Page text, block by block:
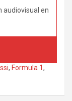
audiovisual en
, Formula 1,